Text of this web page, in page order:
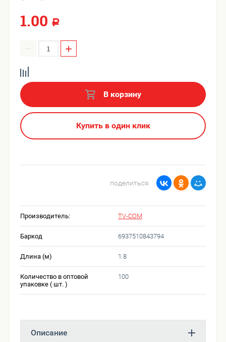
1.00 Р
− +
В корзину
Купить в один клик
поделиться
Производитель: TV-COM
Баркод 6937510843794
Длина (м) 1.8
Количество в оптовой
упаковке ( шт. )
100
Описание